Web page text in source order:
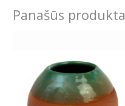
Panašūs